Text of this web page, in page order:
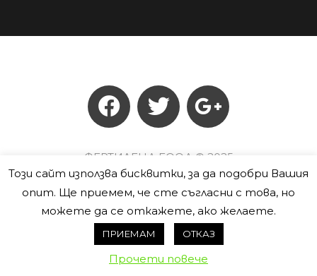
ФЕРТИЛЕНД ЕООД © 2025
Този сайт използва бисквитки, за да подобри Вашия
опит. Ще приемем, че сте съгласни с това, но
можете да се откажете, ако желаете.
ПРИЕМАМ ОТКАЗ
Прочети повече